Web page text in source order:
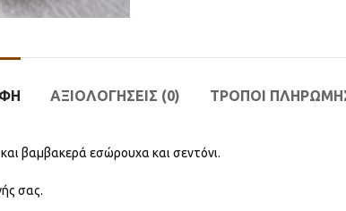
ΑΞΙΟΛΟΓΉΣΕΙΣ (0) ΤΡΟΠΟΙ
βαμβακερά εσώρουχα και σεντόνι.
σας.